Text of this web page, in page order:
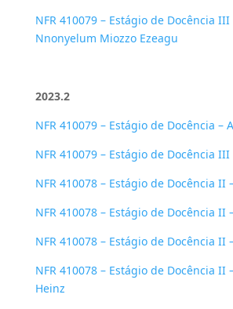
NFR 410079 – Estágio de Docência III
Nnonyelum Miozzo Ezeagu
2023.2
NFR 410079 – Estágio de Docência –
NFR 410079 – Estágio de Docência
NFR 410078 – Estágio de Docência II
NFR 410078 – Estágio de Docência II
NFR 410078 – Estágio de Docência II
NFR 410078 – Estágio de Docência II
Heinz